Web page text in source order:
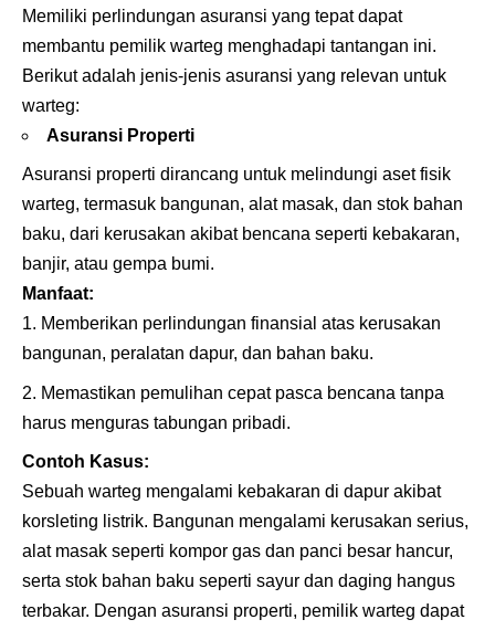
Memiliki perlindungan asuransi yang tepat dapat
membantu pemilik warteg menghadapi tantangan ini.
Berikut adalah jenis-jenis asuransi yang relevan untuk
warteg:
Asuransi Properti
Asuransi properti dirancang untuk melindungi aset fisik
warteg, termasuk bangunan, alat masak, dan stok bahan
baku, dari kerusakan akibat bencana seperti kebakaran,
banjir, atau gempa bumi.
Manfaat:
Memberikan perlindungan finansial atas kerusakan
bangunan, peralatan dapur, dan bahan baku.
Memastikan pemulihan cepat pasca bencana tanpa
harus menguras tabungan pribadi.
Contoh Kasus:
Sebuah warteg mengalami kebakaran di dapur akibat
korsleting listrik. Bangunan mengalami kerusakan serius,
alat masak seperti kompor gas dan panci besar hancur,
serta stok bahan baku seperti sayur dan daging hangus
terbakar. Dengan asuransi properti, pemilik warteg dapat